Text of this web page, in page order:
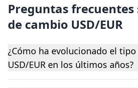
Preguntas
de cambio USD/EUR
¿Cómo ha evolucionado el
USD/EUR en los últimos años?